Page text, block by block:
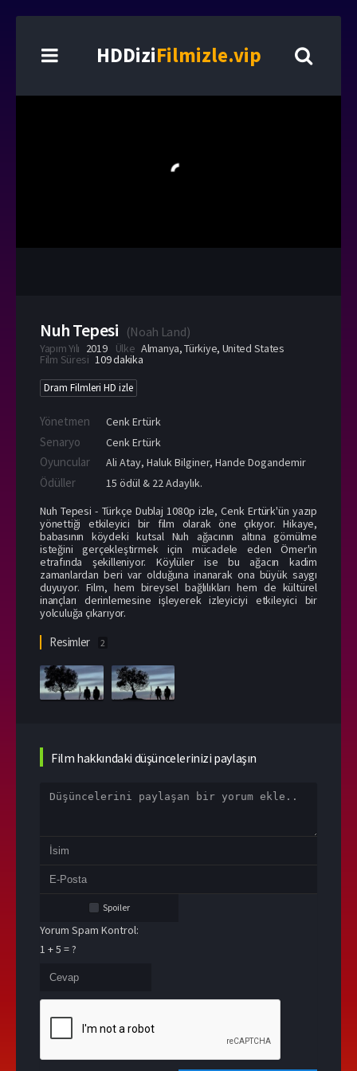
HDDiziFilmizle.vip
Nuh Tepesi (Noah Land)
Yapım Yılı 2019 Ülke Almanya,Türkiye, United States
Film Süresi 109 dakika
Dram Filmleri HD izle
Yönetmen Cenk Ertürk
Senaryo Cenk Ertürk
Oyuncular Ali Atay, Haluk Bilginer, Hande Dogandemir
Ödüller
15 ödül & 22 Adaylık.
Nuh Tepesi - Türkçe Dublaj 1080p izle, Cenk Ertürk'ün yazıp
yönettiği etkileyici bir film olarak öne çıkıyor. Hikaye,
babasının köydeki kutsal Nuh ağacının altına gömülme
isteğini gerçekleştirmek için mücadele eden Ömer'in
etrafında şekilleniyor. Köylüler ise bu ağacın kadim
zamanlardan beri var olduğuna inanarak ona büyük saygı
duyuyor. Film, hem bireysel bağlılıkları hem de kültürel
inançları derinlemesine işleyerek izleyiciyi etkileyici bir
yolculuğa çıkarıyor.
Resimler 2
Film hakkındaki düşüncelerinizi paylaşın
Spoiler
Yorum Spam Kontrol:
1 + 5 = ?